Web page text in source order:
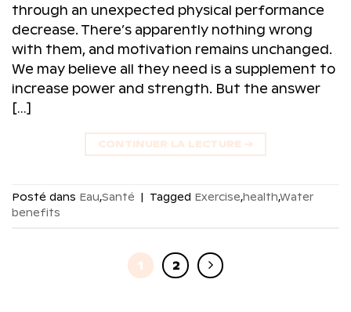
through an unexpected physical performance
decrease. There’s apparently nothing wrong
with them, and motivation remains unchanged.
We may believe all they need is a supplement to
increase power and strength. But the answer
[…]
CONTINUER LA LECTURE →
Posté dans Eau,Santé | Tagged Exercise,health,Water
benefits
1 2